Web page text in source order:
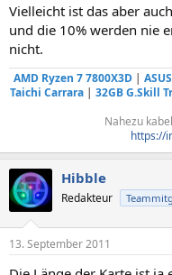
Vielleicht ist das aber
und die 10% werden nie
nicht.
AMD Ryzen 7 7800X3D |
Taichi Carrara | 32GB G.Skill
Nahezu
https://
Hibble
Redakteur
13. September 2011